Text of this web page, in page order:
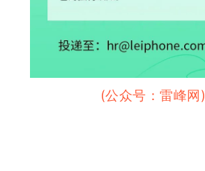
(公众号：雷峰网)